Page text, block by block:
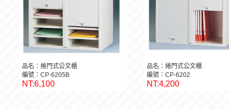
品名：捲門式公文櫃
編號：CP-6205B
NT:6,100
品名：捲門式公文櫃
編號：CP-6202
NT:4,200